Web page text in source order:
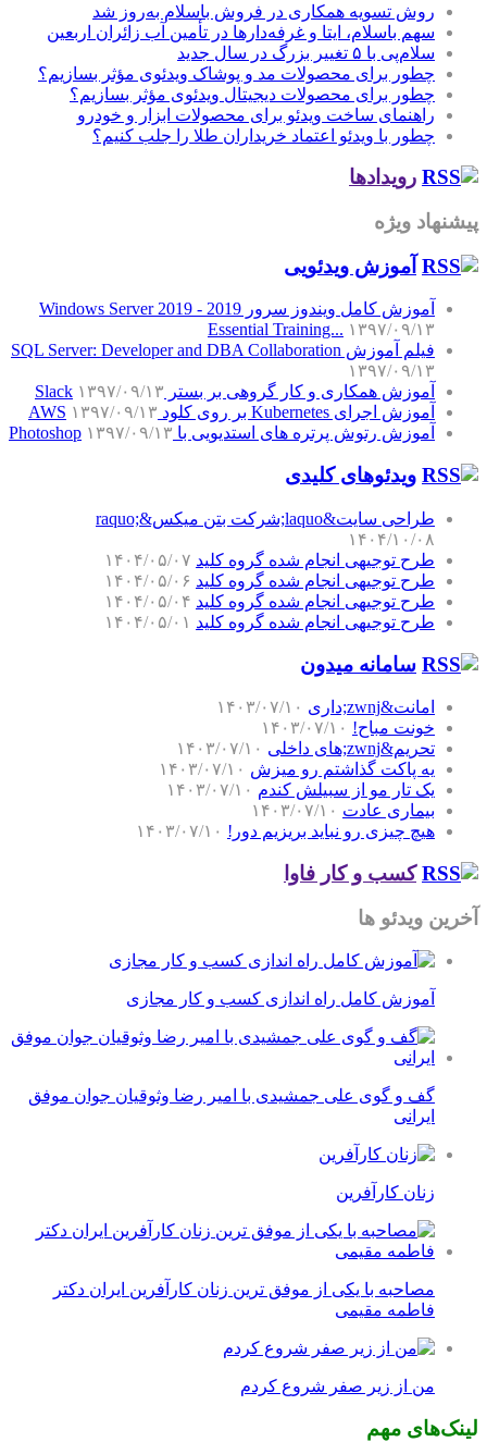
روش تسویه همکاری در فروش باسلام به‌روز شد
سهم باسلام، ایتا و غرفه‌دارها در تأمین آب زائران اربعین
سلام‌پی با ۵ تغییر بزرگ در سال جدید
چطور برای محصولات مد و پوشاک ویدئوی مؤثر بسازیم؟
چطور برای محصولات دیجیتال ویدئوی مؤثر بسازیم؟
راهنمای ساخت ویدئو برای محصولات ابزار و خودرو
چطور با ویدئو اعتماد خریداران طلا را جلب کنیم؟
رویدادها
پیشنهاد ویژه
آموزش‌ ویدئویی
آموزش کامل ویندوز سرور 2019 - Windows Server 2019
Essential Training... ۱۳۹۷/۰۹/۱۳
فیلم آموزش SQL Server: Developer and DBA Collaboration
۱۳۹۷/۰۹/۱۳
آموزش همکاری و کار گروهی بر بستر Slack ۱۳۹۷/۰۹/۱۳
آموزش اجرای Kubernetes بر روی کلود AWS
۱۳۹۷/۰۹/۱۳
آموزش رتوش پرتره های استدیویی با Photoshop ۱۳۹۷/۰۹/۱۳
ویدئوهای کلیدی
طراحی سایت&laquo;شرکت بتن میکس&raquo;
۱۴۰۴/۱۰/۰۸
طرح توجیهی انجام شده گروه کلید ۱۴۰۴/۰۵/۰۷
طرح توجیهی انجام شده گروه کلید ۱۴۰۴/۰۵/۰۶
طرح توجیهی انجام شده گروه کلید ۱۴۰۴/۰۵/۰۴
طرح توجیهی انجام شده گروه کلید ۱۴۰۴/۰۵/۰۱
سامانه میدون
امانت&zwnj;داری
۱۴۰۳/۰۷/۱۰
خونت مباح! ۱۴۰۳/۰۷/۱۰
تحریم&zwnj;های داخلی
۱۴۰۳/۰۷/۱۰
یه پاکت گذاشتم رو میزش ۱۴۰۳/۰۷/۱۰
یک تار مو از سبیلش کندم ۱۴۰۳/۰۷/۱۰
بیماری عادت ۱۴۰۳/۰۷/۱۰
هیچ چیزی رو نباید بریزیم دور! ۱۴۰۳/۰۷/۱۰
کسب و کار فاوا
آخرین ویدئو ها
آموزش کامل راه اندازی کسب و کار مجازی
گف و گوی علی جمشیدی با امیر رضا وثوقیان جوان موفق
ایرانی
زنان کارآفرین
مصاحبه با یکی از موفق ترین زنان کارآفرین ایران دکتر
فاطمه مقیمی
من از زیر صفر شروع کردم
لینک‌های مهم